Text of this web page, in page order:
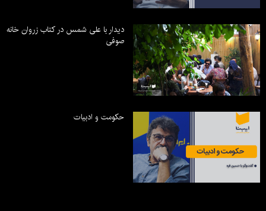
دیدار با علی شمس در کتاب زروان خانه
صوفی
حکومت و ادبیات